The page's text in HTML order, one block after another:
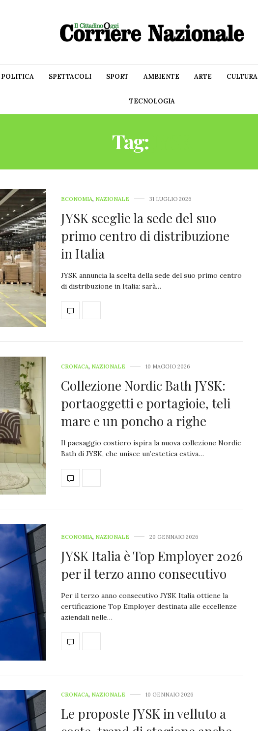
POLITICA SPETTACOLI SPORT AMBIENTE ARTE CULTURA
TECNOLOGIA
Tag:
ECONOMIA, NAZIONALE 31 LUGLIO 2026
JYSK sceglie la sede del suo
primo centro di distribuzione
in Italia
JYSK annuncia la scelta della sede del suo primo centro
di distribuzione in Italia: sarà…
CRONACA, NAZIONALE 10 MAGGIO 2026
Collezione Nordic Bath JYSK:
portaoggetti e portagioie, teli
mare e un poncho a righe
Il paesaggio costiero ispira la nuova collezione Nordic
Bath di JYSK, che unisce un’estetica estiva…
ECONOMIA, NAZIONALE 20 GENNAIO 2026
JYSK Italia è Top Employer 2026
per il terzo anno consecutivo
Per il terzo anno consecutivo JYSK Italia ottiene la
certificazione Top Employer destinata alle eccellenze
aziendali nelle…
CRONACA, NAZIONALE 10 GENNAIO 2026
Le proposte JYSK in velluto a